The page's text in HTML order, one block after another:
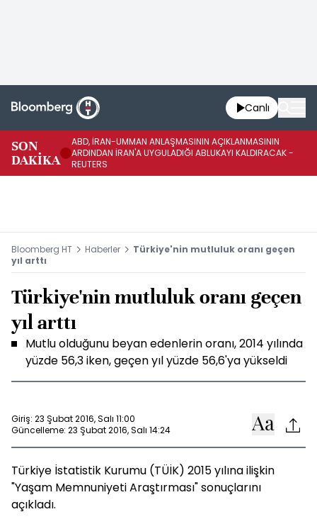
Canlı
SON
DAKİKA
ABD, İRAN-UMMAN ANLAŞMASININ AÇIKLANMASININ
ARDINDAN İRAN'A UYGULADIĞI ABLUKAYI KALDIRACAK -
REUTERS
Bloomberg HT Haberler
Türkiye'nin mutluluk oranı geçen
yıl arttı
Türkiye'nin mutluluk oranı geçen
yıl arttı
Mutlu olduğunu beyan edenlerin oranı, 2014 yılında
yüzde 56,3 iken, geçen yıl yüzde 56,6'ya yükseldi
Giriş: 23 Şubat 2016, Salı 11:00
Güncelleme: 23 Şubat 2016, Salı 14:24
Türkiye İstatistik Kurumu (TÜİK) 2015 yılına ilişkin
"Yaşam Memnuniyeti Araştırması" sonuçlarını
açıkladı.